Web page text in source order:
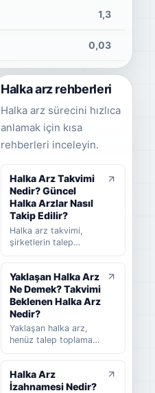
1,3
0,03
Halka arz rehberleri
Halka arz sürecini hızlıca
anlamak için kısa
rehberleri inceleyin.
Halka Arz Takvimi
Nedir? Güncel
Halka Arzlar Nasıl
Takip Edilir?
Halka arz takvimi,
şirketlerin talep
dağıtım yöntemini,
beklenen ve
tamamlanan halka arz
süreçlerini takip
etmeye yardımcı olan
rehber niteliğinde bir
listedir. Bu yazıda
nedir, nasıl okunur,
hangi bilgilere dikkat
Yaklaşan Halka Arz
Ne Demek? Takvimi
Beklenen Halka Arz
Nedir?
Yaklaşan halka arz,
henüz talep toplama
tarafından takip
edilen şirketleri ifade
Halka Arz
İzahnamesi Nedir?